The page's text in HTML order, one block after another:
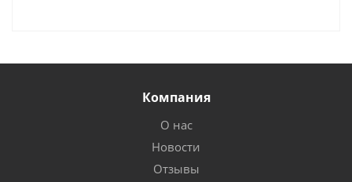
Компания
О нас
Новости
Отзывы